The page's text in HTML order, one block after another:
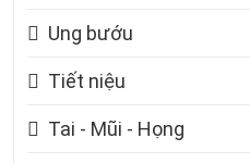
Ung bướu
Tiết niệu
Tai - Mũi - Họng